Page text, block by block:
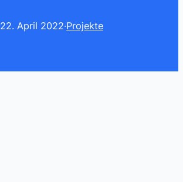
22. April 2022·Projekte